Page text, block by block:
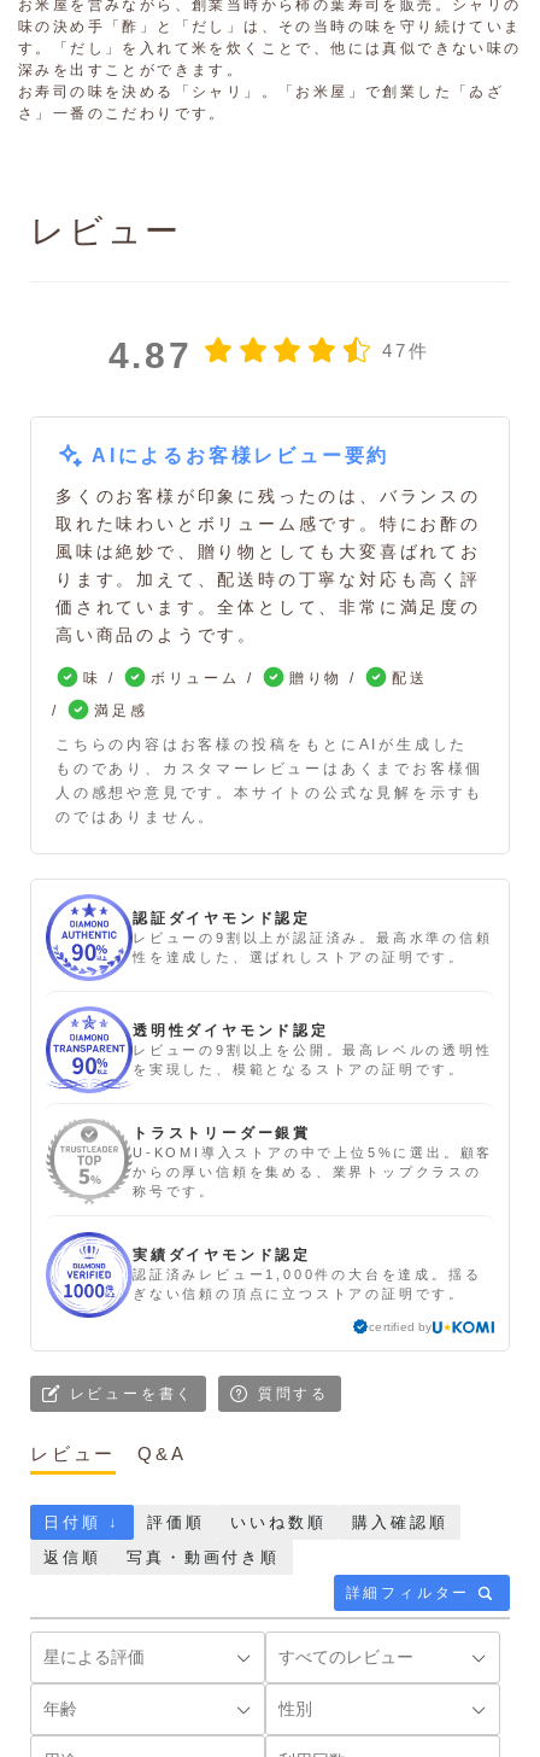
お米屋を営みながら、創業当時から柿の葉寿司を販売。シャリの
味の決め手「酢」と「だし」は、その当時の味を守り続けていま
す。「だし」を入れて米を炊くことで、他には真似できない味の
深みを出すことができます。
お寿司の味を決める「シャリ」。「お米屋」で創業した「ゐざ
さ」一番のこだわりです。
レビュー
4.87 47件
AIによるお客様レビュー要約
多くのお客様が印象に残ったのは、バランスの
取れた味わいとボリューム感です。特にお酢の
風味は絶妙で、贈り物としても大変喜ばれてお
ります。加えて、配送時の丁寧な対応も高く評
価されています。全体として、非常に満足度の
高い商品のようです。
味 ボリューム 贈り物
配送
満足感
こちらの内容はお客様の投稿をもとにAIが生成した
ものであり、カスタマーレビューはあくまでお客様個
人の感想や意見です。本サイトの公式な見解を示すも
のではありません。
認証ダイヤモンド認定
レビューの9割以上が認証済み。最高水準の信頼
性を達成した、選ばれしストアの証明です。
透明性ダイヤモンド認定
レビューの9割以上を公開。最高レベルの透明性
を実現した、模範となるストアの証明です。
トラストリーダー銀賞
U-KOMI導入ストアの中で上位5%に選出。顧客
からの厚い信頼を集める、業界トップクラスの
称号です。
実績ダイヤモンド認定
認証済みレビュー1,000件の大台を達成。揺る
ぎない信頼の頂点に立つストアの証明です。
certified by
レビューを書く 質問する
レビュー Q&A
詳細フィルター
日付順 ↓ 評価順 いいね数順
購入確認順
返信順
写真・動画付き順